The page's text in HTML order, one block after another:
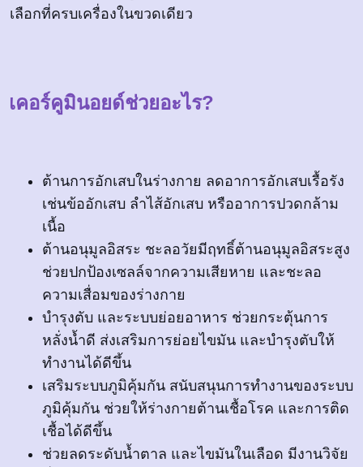
เลือกที่ครบเครื่องในขวดเดียว
เคอร์คูมินอยด์ช่วยอะไร?
ต้านการอักเสบในร่างกาย ลดอาการอักเสบเรื้อรัง
เช่นข้ออักเสบ ลำไส้อักเสบ หรืออาการปวดกล้าม
เนื้อ
ต้านอนุมูลอิสระ ชะลอวัยมีฤทธิ์ต้านอนุมูลอิสระสูง
ช่วยปกป้องเซลล์จากความเสียหาย และชะลอ
ความเสื่อมของร่างกาย
บำรุงตับ และระบบย่อยอาหาร ช่วยกระตุ้นการ
หลั่งน้ำดี ส่งเสริมการย่อยไขมัน และบำรุงตับให้
ทำงานได้ดีขึ้น
เสริมระบบภูมิคุ้มกัน สนับสนุนการทำงานของระบบ
ภูมิคุ้มกัน ช่วยให้ร่างกายต้านเชื้อโรค และการติด
เชื้อได้ดีขึ้น
ช่วยลดระดับน้ำตาล และไขมันในเลือด มีงานวิจัย